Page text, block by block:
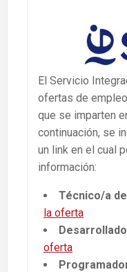
El Servicio
ofertas de
que se imparten
continuación, se
un link en el cual
información:
Técnico/a
la oferta
oferta